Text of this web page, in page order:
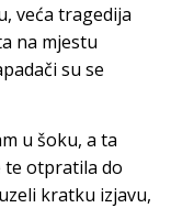
veća tragedija
na mjestu
su se
u šoku, a ta
te otpratila do
kratku izjavu,